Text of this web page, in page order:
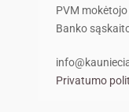
PVM
Banko
Privatumo